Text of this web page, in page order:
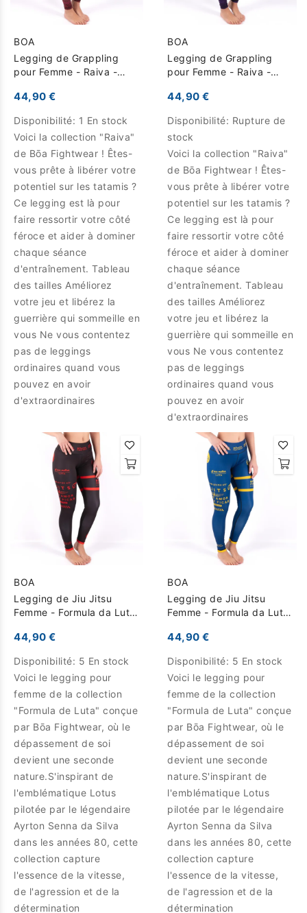
BOA
Legging de Grappling
pour Femme - Raiva -
44,90 €
Disponibilité: 1 En stock
Voici la collection "Raiva"
de Bōa Fightwear ! Êtes-
vous prête à libérer votre
potentiel sur les tatamis ?
Ce legging est là pour
faire ressortir votre côté
féroce et aider à dominer
chaque séance
d'entraînement. Tableau
des tailles Améliorez
votre jeu et libérez la
guerrière qui sommeille en
vous Ne vous contentez
pas de leggings
ordinaires quand vous
pouvez en avoir
d'extraordinaires
BOA
Legging de Grappling
pour Femme - Raiva -
44,90 €
Disponibilité: Rupture de
stock
Voici la collection "Raiva"
de Bōa Fightwear ! Êtes-
vous prête à libérer votre
potentiel sur les tatamis ?
Ce legging est là pour
faire ressortir votre côté
féroce et aider à dominer
chaque séance
d'entraînement. Tableau
des tailles Améliorez
votre jeu et libérez la
guerrière qui sommeille en
vous Ne vous contentez
pas de leggings
ordinaires quand vous
pouvez en avoir
d'extraordinaires
BOA
Legging de Jiu Jitsu
Femme - Formula da Luta
44,90 €
Disponibilité: 5 En stock
Voici le legging pour
femme de la collection
"Formula de Luta" conçue
par Bōa Fightwear, où le
dépassement de soi
devient une seconde
nature.S'inspirant de
l'emblématique Lotus
pilotée par le légendaire
Ayrton Senna da Silva
dans les années 80, cette
collection capture
l'essence de la vitesse,
de l'agression et de la
détermination
BOA
Legging de Jiu Jitsu
Femme - Formula da Luta
44,90 €
Disponibilité: 5 En stock
Voici le legging pour
femme de la collection
"Formula de Luta" conçue
par Bōa Fightwear, où le
dépassement de soi
devient une seconde
nature.S'inspirant de
l'emblématique Lotus
pilotée par le légendaire
Ayrton Senna da Silva
dans les années 80, cette
collection capture
l'essence de la vitesse,
de l'agression et de la
détermination